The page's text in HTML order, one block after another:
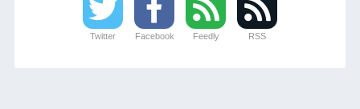
Twitter Facebook Feedly RSS